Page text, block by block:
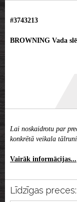
#3743213
BROWNING Vada
Lai noskaidrotu par
konkrētā veikala
Vairāk informācijas...
Līdzīgas preces: